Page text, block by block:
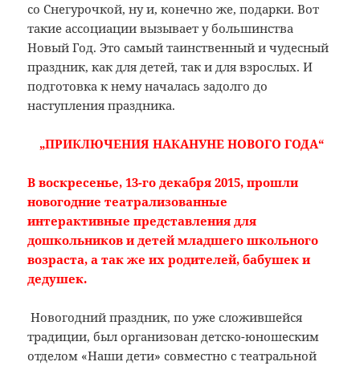
со Снегурочкой, ну и, конечно же, подарки. Вот
такие ассоциации вызывает у большинства
Новый Год. Это самый таинственный и чудесный
праздник, как для детей, так и для взрослых. И
подготовка к нему началась задолго до
наступления праздника.
„ПРИКЛЮЧЕНИЯ НАКАНУНЕ НОВОГО ГОДА“
В воскресенье, 13-го декабря 2015, прошли
новогодние театрализованные
интерактивные представления для
дошкольников и детей младшего школьного
возраста, а так же их родителей, бабушек и
дедушек.
Новогодний праздник, по уже сложившейся
традиции, был организован детско-юношеским
отделом «Наши дети» совместно с театральной